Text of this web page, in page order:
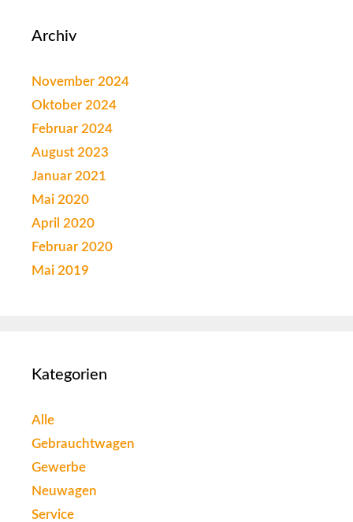
Archiv
November 2024
Oktober 2024
Februar 2024
August 2023
Januar 2021
Mai 2020
April 2020
Februar 2020
Mai 2019
Kategorien
Alle
Gebrauchtwagen
Gewerbe
Neuwagen
Service